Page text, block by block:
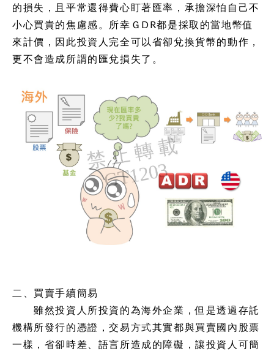
的損失，且平常還得費心盯著匯率，承擔深怕自己不
小心買貴的焦慮感。所幸ＧDR都是採取的當地幣值
來計價，因此投資人完全可以省卻兌換貨幣的動作，
更不會造成所謂的匯兌損失了。
二、買賣手續簡易
雖然投資人所投資的為海外企業，但是透過存託
機構所發行的憑證，交易方式其實都與買賣國內股票
一樣，省卻時差、語言所造成的障礙，讓投資人可簡